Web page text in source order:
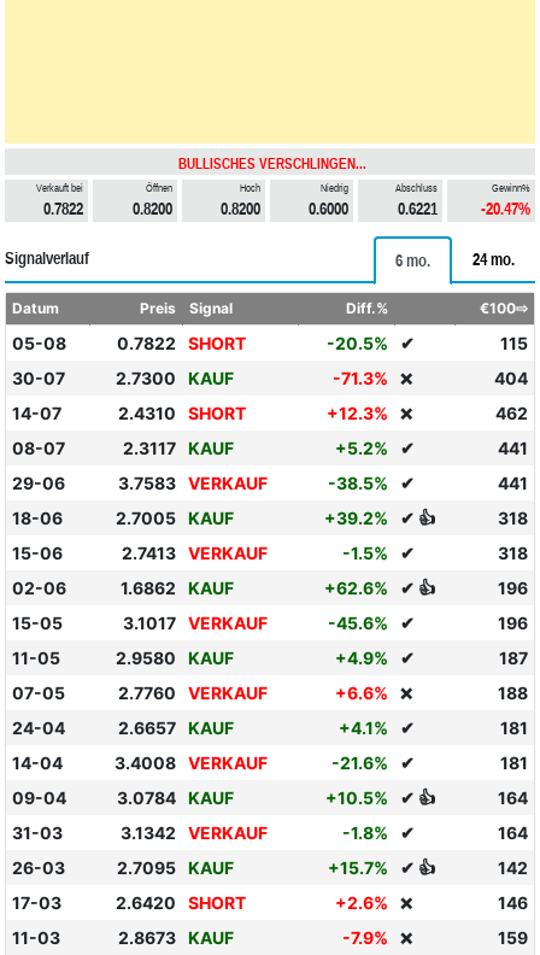
BULLISCHES VERSCHLINGEN...
Verkauft bei
0.7822
Öffnen
0.8200
Hoch
0.8200
Niedrig
0.6000
Abschluss
0.6221
Gewinn%
-20.47%
Signalverlauf 6 mo. 24 mo.
Datum Preis Signal Diff.% €100⇨
05-08 0.7822 SHORT -20.5% ✔
115
30-07
2.7300 KAUF -71.3% ❌
404
14-07
2.4310 SHORT +12.3% ❌
462
08-07
2.3117 KAUF +5.2% ✔
441
29-06
3.7583 VERKAUF -38.5% ✔
441
18-06
2.7005 KAUF +39.2% ✔ 👍
318
15-06
2.7413 VERKAUF -1.5% ✔
318
02-06
1.6862 KAUF +62.6% ✔ 👍
196
15-05
3.1017 VERKAUF -45.6% ✔
196
11-05
2.9580 KAUF +4.9% ✔
187
07-05
2.7760 VERKAUF +6.6% ❌
188
24-04
2.6657 KAUF +4.1% ✔
181
14-04
3.4008 VERKAUF -21.6% ✔
181
09-04
3.0784 KAUF +10.5% ✔ 👍
164
31-03
3.1342 VERKAUF -1.8% ✔
164
26-03
2.7095 KAUF +15.7% ✔ 👍
142
17-03
2.6420 SHORT +2.6% ❌
146
11-03
2.8673 KAUF -7.9% ❌
159